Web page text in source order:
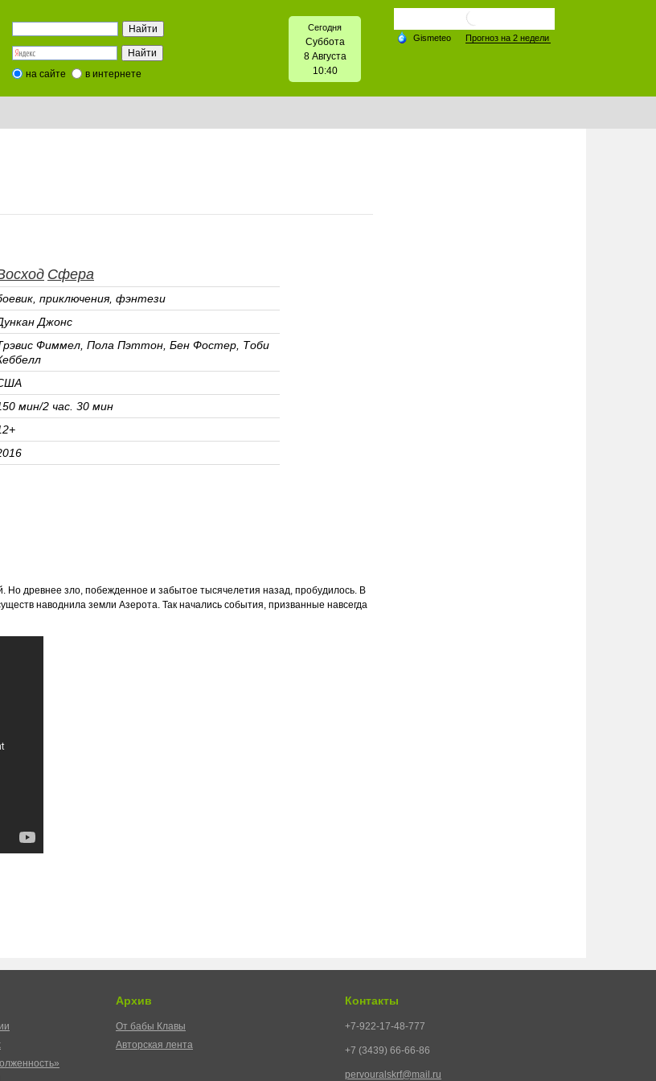
на сайте в интернете
Сегодня
Суббота
8 Августа
10:40
Сфера
приключения, фэнтези
Джонс
Фиммел, Пола Пэттон, Бен Фостер, Тоби
мин/2 час. 30 мин
древнее зло, побежденное и забытое тысячелетия назад, пробудилось. В
наводнила земли Азерота. Так начались события, призванные навсегда
Архив
От бабы Клавы
Авторская лента
Контакты
+7-922-17-48-777
+7 (3439) 66-66-86
pervouralskrf@mail.ru